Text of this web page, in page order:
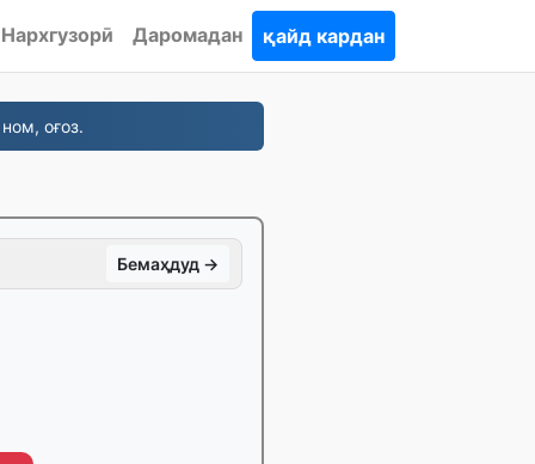
Нархгузорӣ Даромадан қайд кардан
оғоз.
Бемаҳдуд →